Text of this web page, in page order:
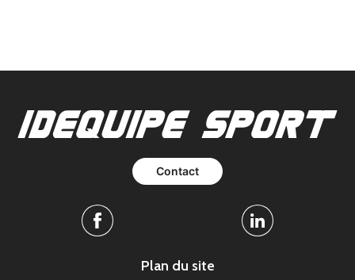
Contact
Facebook Linkedin
Plan du site